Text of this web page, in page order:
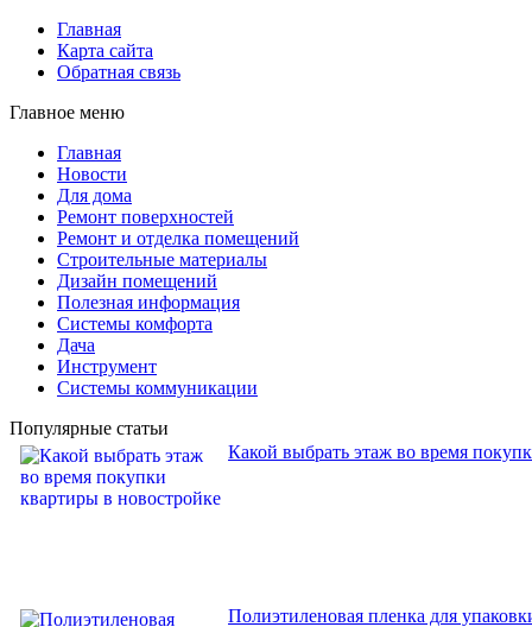
Главная
Карта сайта
Обратная связь
Главное меню
Главная
Новости
Для дома
Ремонт поверхностей
Ремонт и отделка помещений
Строительные материалы
Дизайн помещений
Полезная информация
Системы комфорта
Дача
Инструмент
Системы коммуникации
Популярные статьи
Какой выбрать этаж во время
Полиэтиленовая пленка для